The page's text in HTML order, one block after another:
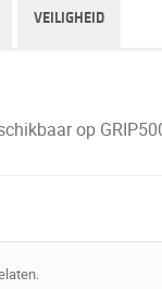
VEILIGHEID
op